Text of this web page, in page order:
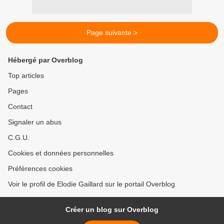
Page suivante >
Hébergé par Overblog
Top articles
Pages
Contact
Signaler un abus
C.G.U.
Cookies et données personnelles
Préférences cookies
Voir le profil de Elodie Gaillard sur le portail Overblog
Créer un blog sur Overblog